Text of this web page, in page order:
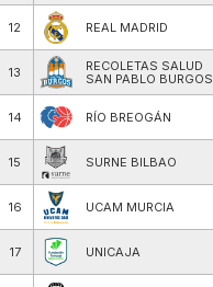
12 REAL MADRID
13
RECOLETAS SALUD
SAN PABLO BURGOS
14 RÍO BREOGÁN
15 SURNE BILBAO
16 UCAM MURCIA
17 UNICAJA